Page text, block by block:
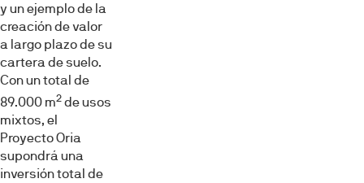
y un ejemplo de la
creación de valor
a largo plazo de su
cartera de suelo.
Con un total de
89.000 m2 de usos
mixtos, el
Proyecto Oria
supondrá una
inversión total de